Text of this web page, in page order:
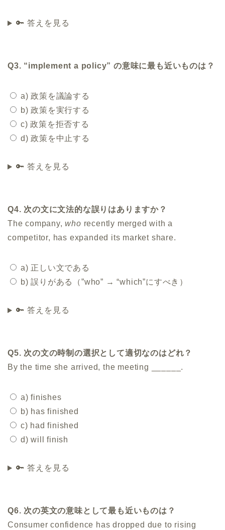
🔑 答えを見る
Q3. “implement a policy” の意味に最も近いものは？
a) 政策を議論する
b) 政策を実行する
c) 政策を拒否する
d) 政策を中止する
🔑 答えを見る
Q4. 次の文に文法的な誤りはありますか？
The company,who recently merged with a
competitor, has expanded its market share.
a) 正しい文である
b) 誤りがある（”who” → “which”にすべき）
🔑 答えを見る
Q5. 次の文の時制の選択として適切なのはどれ？
By the time she arrived, the meeting ______.
a) finishes
b) has finished
c) had finished
d) will finish
🔑 答えを見る
Q6. 次の英文の意味として最も近いものは？
Consumer confidence has dropped due to rising